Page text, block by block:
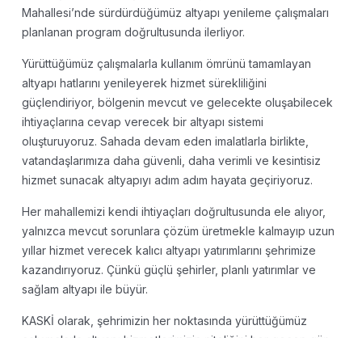
Mahallesi’nde sürdürdüğümüz altyapı yenileme çalışmaları
planlanan program doğrultusunda ilerliyor.
Yürüttüğümüz çalışmalarla kullanım ömrünü tamamlayan
altyapı hatlarını yenileyerek hizmet sürekliliğini
güçlendiriyor, bölgenin mevcut ve gelecekte oluşabilecek
ihtiyaçlarına cevap verecek bir altyapı sistemi
oluşturuyoruz. Sahada devam eden imalatlarla birlikte,
vatandaşlarımıza daha güvenli, daha verimli ve kesintisiz
hizmet sunacak altyapıyı adım adım hayata geçiriyoruz.
Her mahallemizi kendi ihtiyaçları doğrultusunda ele alıyor,
yalnızca mevcut sorunlara çözüm üretmekle kalmayıp uzun
yıllar hizmet verecek kalıcı altyapı yatırımlarını şehrimize
kazandırıyoruz. Çünkü güçlü şehirler, planlı yatırımlar ve
sağlam altyapı ile büyür.
KASKİ olarak, şehrimizin her noktasında yürüttüğümüz